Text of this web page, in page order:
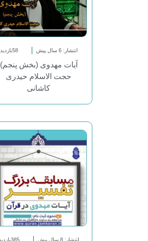
انتشار: 6 سال پیش 58بازدید
آیات مهدوی (بخش پنجم)
حجت الاسلام حیدری
کاشانی
انتشار: 8 سال پیش 385بازدید